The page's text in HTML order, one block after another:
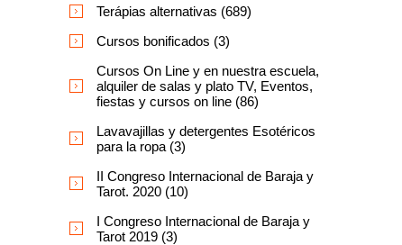
Terápias alternativas (689)
Cursos bonificados (3)
Cursos On Line y en nuestra escuela,
alquiler de salas y plato TV, Eventos,
fiestas y cursos on line (86)
Lavavajillas y detergentes Esotéricos
para la ropa (3)
II Congreso Internacional de Baraja y
Tarot. 2020 (10)
I Congreso Internacional de Baraja y
Tarot 2019 (3)